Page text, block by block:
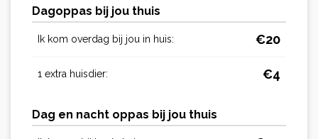
Dagoppas bij jou thuis
Ik kom overdag bij jou in huis: €20
1 extra huisdier: €4
Dag en nacht oppas bij jou thuis